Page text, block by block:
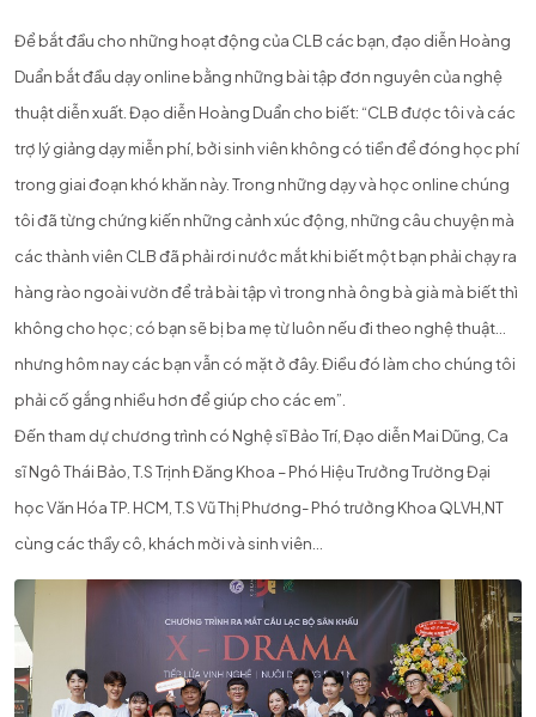
Để bắt đầu cho những hoạt động của CLB các bạn, đạo diễn Hoàng
Duẩn bắt đầu dạy online bằng những bài tập đơn nguyên của nghệ
thuật diễn xuất. Đạo diễn Hoàng Duẩn cho biết: “CLB được tôi và các
trợ lý giảng dạy miễn phí, bởi sinh viên không có tiền để đóng học phí
trong giai đoạn khó khăn này. Trong những dạy và học online chúng
tôi đã từng chứng kiến những cảnh xúc động, những câu chuyện mà
các thành viên CLB đã phải rơi nước mắt khi biết một bạn phải chạy ra
hàng rào ngoài vườn để trả bài tập vì trong nhà ông bà già mà biết thì
không cho học; có bạn sẽ bị ba mẹ từ luôn nếu đi theo nghệ thuật…
nhưng hôm nay các bạn vẫn có mặt ở đây. Điều đó làm cho chúng tôi
phải cố gắng nhiều hơn để giúp cho các em”.
Đến tham dự chương trình có Nghệ sĩ Bảo Trí, Đạo diễn Mai Dũng, Ca
sĩ Ngô Thái Bảo, T.S Trịnh Đăng Khoa – Phó Hiệu Trưởng Trường Đại
học Văn Hóa TP. HCM, T.S Vũ Thị Phương- Phó trưởng Khoa QLVH,NT
cùng các thầy cô, khách mời và sinh viên…